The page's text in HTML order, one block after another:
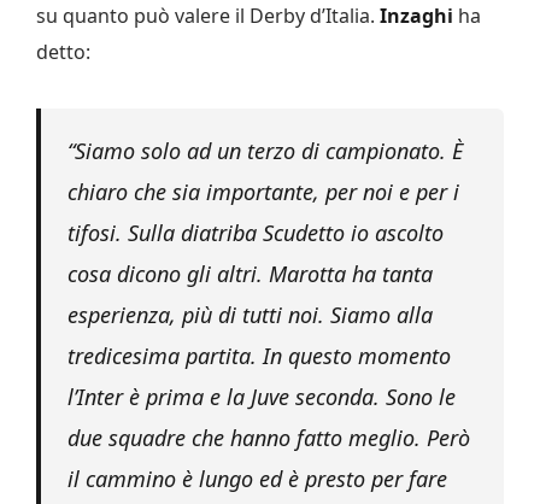
su quanto può valere il Derby d’Italia. Inzaghi ha
detto:
“Siamo solo ad un terzo di campionato. È
chiaro che sia importante, per noi e per i
tifosi. Sulla diatriba Scudetto io ascolto
cosa dicono gli altri. Marotta ha tanta
esperienza, più di tutti noi. Siamo alla
tredicesima partita. In questo momento
l’Inter è prima e la Juve seconda. Sono le
due squadre che hanno fatto meglio. Però
il cammino è lungo ed è presto per fare